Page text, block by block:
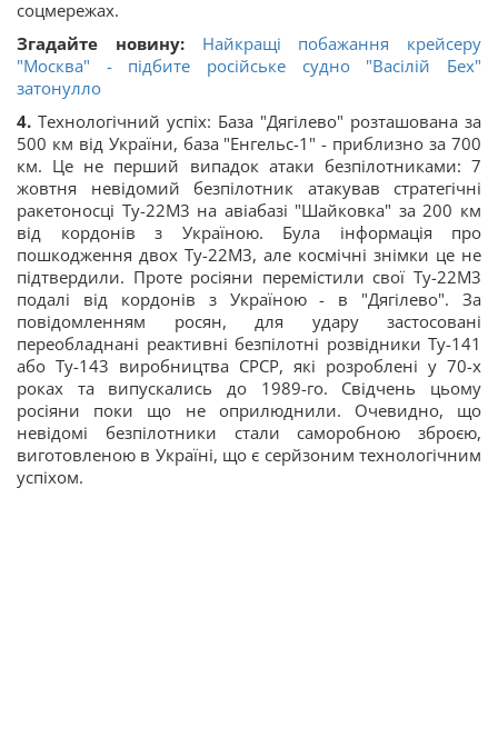
соцмережах.
Згадайте новину: Найкращі побажання крейсеру
"Москва" - підбите російське судно "Васілій Бех"
затонулло
4. Технологічний успіх: База "Дягілево" розташована за
500 км від України, база "Енгельс-1" - приблизно за 700
км. Це не перший випадок атаки безпілотниками: 7
жовтня невідомий безпілотник атакував стратегічні
ракетоносці Ту-22М3 на авіабазі "Шайковка" за 200 км
від кордонів з Україною. Була інформація про
пошкодження двох Ту-22М3, але космічні знімки це не
підтвердили. Проте росіяни перемістили свої Ту-22М3
подалі від кордонів з Україною - в "Дягілево". За
повідомленням росян, для удару застосовані
переобладнані реактивні безпілотні розвідники Ту-141
або Ту-143 виробництва СРСР, які розроблені у 70-х
роках та випускались до 1989-го. Свідчень цьому
росіяни поки що не оприлюднили. Очевидно, що
невідомі безпілотники стали саморобною зброєю,
виготовленою в Україні, що є серйзоним технологічним
успіхом.